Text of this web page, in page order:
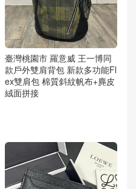
臺灣桃園市 羅意威 王一博同
款戶外雙肩背包 新款多功能Fl
ex雙肩包 棉質斜紋帆布+麂皮
絨面拼接